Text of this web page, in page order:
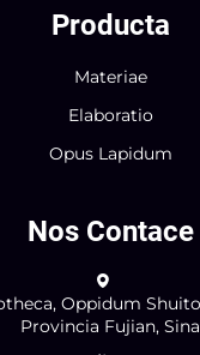
Producta
Materiae
Elaboratio
Opus Lapidum
Nos Contace
Oppidum
Provincia Fujian, Sina